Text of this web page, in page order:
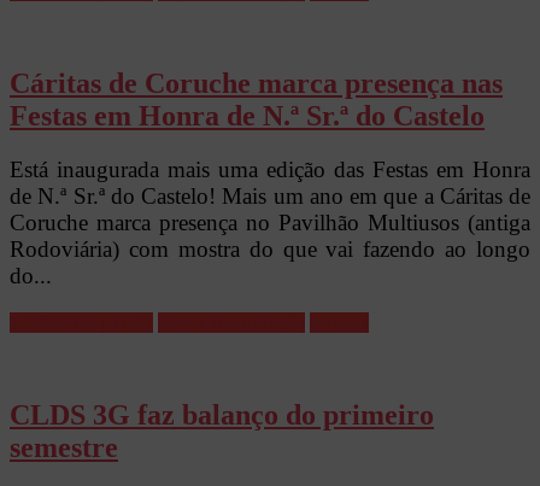
Cáritas de Coruche marca presença nas
Festas em Honra de N.ª Sr.ª do Castelo
Está inaugurada mais uma edição das Festas em Honra
de N.ª Sr.ª do Castelo! Mais um ano em que a Cáritas de
Coruche marca presença no Pavilhão Multiusos (antiga
Rodoviária) com mostra do que vai fazendo ao longo
do...
CLDS 3G faz balanço do primeiro
semestre